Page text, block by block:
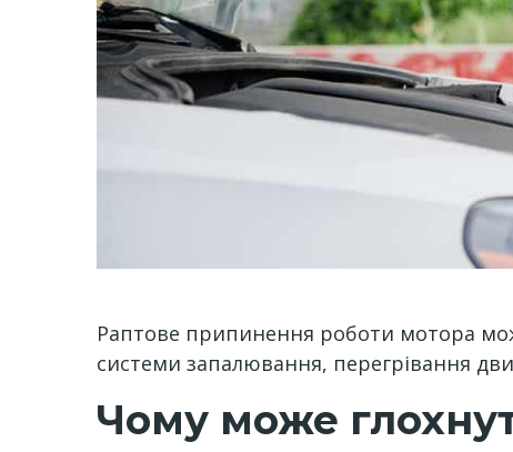
Раптове припинення роботи мотора
системи запалювання, перегрівання
Чому може